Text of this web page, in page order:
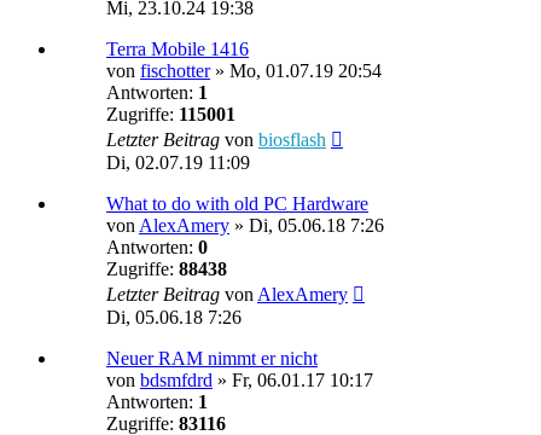
Mi, 23.10.24 19:38
Terra Mobile 1416
von fischotter» Mo, 01.07.19 20:54
Antworten: 1
Zugriffe: 115001
Letzter Beitrag von biosflash
Di, 02.07.19 11:09
What to do with old PC Hardware
von AlexAmery » Di, 05.06.18 7:26
Antworten: 0
Zugriffe: 88438
Letzter Beitrag von AlexAmery
Di, 05.06.18 7:26
Neuer RAM nimmt er nicht
von bdsmfdrd » Fr, 06.01.17 10:17
Antworten: 1
Zugriffe: 83116